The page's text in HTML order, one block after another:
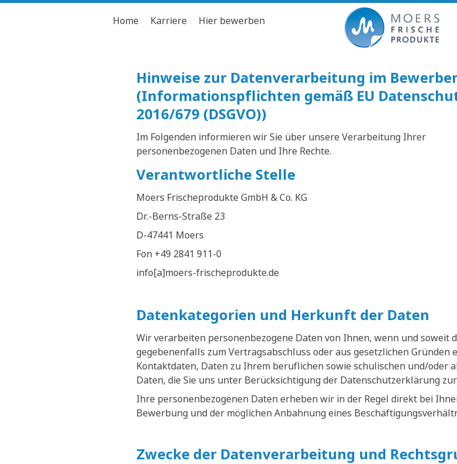
Home Karriere Hier bewerben
Hinweise zur Datenverarbeitung im
(Informationspflichten gemäß EU
2016/679 (DSGVO))
Im Folgenden informieren wir Sie über unsere Verarbeitung Ihrer
personenbezogenen Daten und Ihre Rechte.
Verantwortliche Stelle
Moers Frischeprodukte GmbH & Co. KG
Dr.-Berns-Straße 23
D-47441 Moers
Fon +49 2841 911-0
info[a]moers-frischeprodukte.de
Datenkategorien und Herkunft der Daten
Wir verarbeiten personenbezogene Daten von Ihnen, wenn und
gegebenenfalls zum Vertragsabschluss oder aus gesetzlichen
Kontaktdaten, Daten zu Ihrem beruflichen sowie schulischen und/oder
Daten, die Sie uns unter Berücksichtigung der Datenschutzerklärung
Ihre personenbezogenen Daten erheben wir in der Regel direkt bei
Bewerbung und der möglichen Anbahnung eines
Zwecke der Datenverarbeitung und